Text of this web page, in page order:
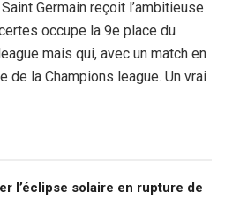
Saint Germain reçoit l’ambitieuse
occupe la 9e place du
mais qui, avec un match en
de la Champions league. Un vrai
l’éclipse solaire en rupture de